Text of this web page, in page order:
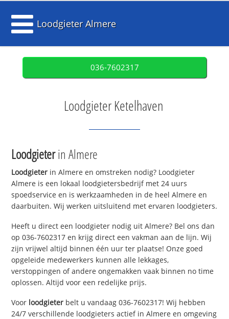
Loodgieter Almere
036-7602317
Loodgieter Ketelhaven
Loodgieterin Almere
Loodgieter in Almere en omstreken nodig? Loodgieter
Almere is een lokaal loodgietersbedrijf met 24 uurs
spoedservice en is werkzaamheden in de heel Almere en
daarbuiten. Wij werken uitsluitend met ervaren loodgieters.
Heeft u direct een loodgieter nodig uit Almere? Bel ons dan
op 036-7602317 en krijg direct een vakman aan de lijn. Wij
zijn vrijwel altijd binnen één uur ter plaatse! Onze goed
opgeleide medewerkers kunnen alle lekkages,
verstoppingen of andere ongemakken vaak binnen no time
oplossen. Altijd voor een redelijke prijs.
Voor loodgieter belt u vandaag 036-7602317! Wij hebben
24/7 verschillende loodgieters actief in Almere en omgeving